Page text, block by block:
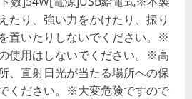
たり、強い力をかけたり、振り
置いたりしないでください。※
使用はしないでください。※高
、直射日光が当たる場所への保
ください。※大変危険ですので